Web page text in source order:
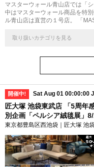
マスターウォール青山店では「
中はマスターウォール商品を特
ル青山店は直営の１号店。 「
取り扱いカテゴリを見る
開催中! Sat Aug 01 00:00:00
匠大塚 池袋東武店 「5周
別企画「ペルシア絨毯展」
東京都豊島区西池袋｜匠大塚 池
最大
50%